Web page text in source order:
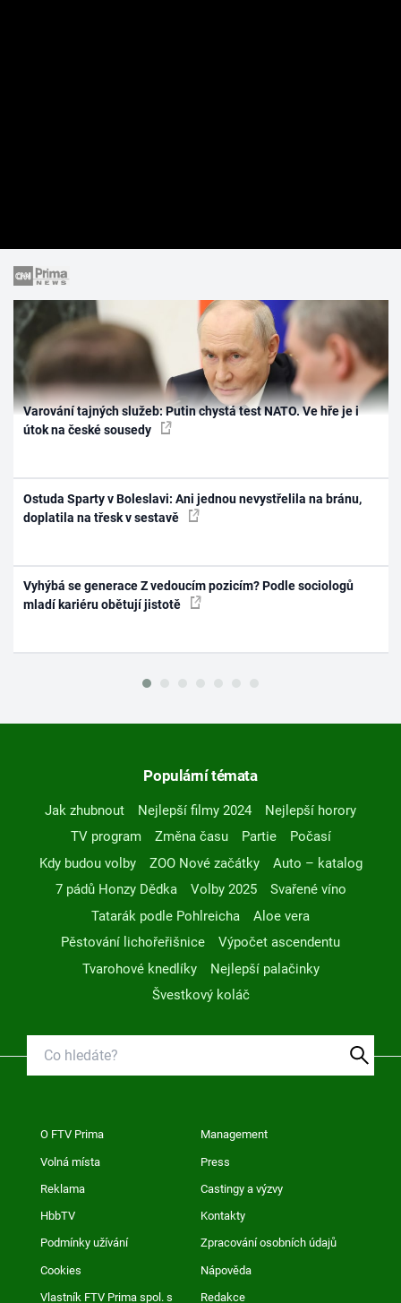
Varování tajných služeb: Putin chystá test NATO. Ve hře je i
útok na české sousedy
Ostuda Sparty v Boleslavi: Ani jednou nevystřelila na bránu,
doplatila na třesk v sestavě
Vyhýbá se generace Z vedoucím pozicím? Podle sociologů
mladí kariéru obětují jistotě
Populární témata
Jak zhubnout Nejlepší filmy 2024
Nejlepší horory
TV program
Změna času Partie
Počasí
Kdy budou volby
ZOO Nové začátky
Auto – katalog
7 pádů Honzy Dědka
Volby 2025
Svařené víno
Tatarák podle Pohlreicha
Aloe vera
Pěstování lichořeřišnice
Výpočet ascendentu
Tvarohové knedlíky
Nejlepší palačinky
Švestkový koláč
O FTV Prima Management
Volná místa Press
Reklama Castingy a výzvy
HbbTV Kontakty
Podmínky užívání Zpracování osobních údajů
Cookies Nápověda
Vlastník FTV Prima spol. s Redakce